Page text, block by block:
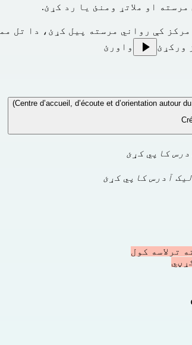
او ملاتړ ومنئ یا رد کړئ.
کې رواني مرسته پیل کړئ، دا تل
ورکړئ
واورئ
Centre d’accueil, d’écoute et d’orientation autour
کاپي کړئ
آدرس کاپي کړئ
ترلاسه کول